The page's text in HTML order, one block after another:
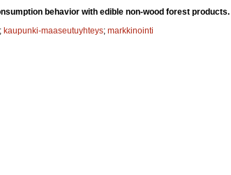
behavior with edible non-wood forest products.
; kaupunki-maaseutuyhteys; markkinointi